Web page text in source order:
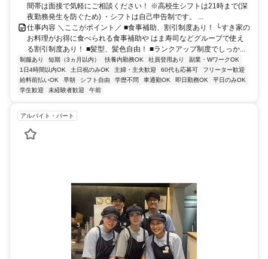
間帯は面接で気軽にご相談ください！ ※高校生シフトは21時まで(深
夜勤務発生を防ぐため) ・シフトは自己申告制です。 ...
仕事内容 ＼ここがポイント／ ■食事補助、割引制度あり！ └すき家の
お料理がお得に食べられる食事補助や はま寿司などグループで使え
る割引制度あり！ ■髪型、髪色自由！ ■ランクアップ制度でしっか...
制服あり 短期（3ヵ月以内） 扶養内勤務OK 社員登用あり
副業・WワークOK
1日4時間以内OK
土日祝のみOK 主婦・主夫歓迎 60代も応募可
フリーター歓迎
給料前払いOK
早朝 シフト自由 学歴不問 車通勤OK 即日勤務OK
平日のみOK
学生歓迎
未経験者歓迎 午前
アルバイト・パート